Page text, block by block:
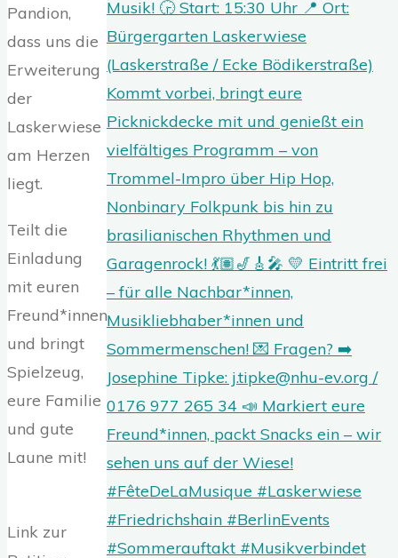
Pandion,
dass uns die
Erweiterung
der
Laskerwiese
am Herzen
liegt.
Teilt die
Einladung
mit euren
Freund*innen
und bringt
Spielzeug,
eure Familie
und gute
Laune mit!
Link zur